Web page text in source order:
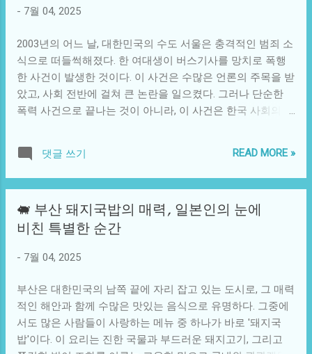
로 얼마나 효과적으로 활용될 수 있는지를 보여준다. 이 드론
과는 적에게도 상당한 심리적 타격이 될 수 있다. 사회적으로
볼 때, 자폭 드론의 발전은 새로운 윤리적 질문을 불러일으킨
다. 자폭 드론이 전쟁의 고통을 경감할 수 있는 유용한 도구로
여겨질 수도 있지만, 민간인의 피해를 최소화하는 것과 군사
적 목표 달성 사이의 경계가 모호해지는 경우가 많아진다. 드
퍼질수록 이를 악용하는 그룹이나 개인도 등장할 가능성이
높아진다. 이는 국제 사회가 함께 고민해야 할 문제로 부각되
고 있다. 기술적 측면에서 자폭 드론은 여러 가지 혁신을 통하
여 진화하고 있다. 인공지능(AI), 고급 센서 및 데이터 분석 기
술의 결합은 드론이 자율적으로 목표를 식별하고 추적할 수
한편, 인간의 개입을 최소화하여 신속한 결정을 가능하게 한
- 7월 04, 2025
2003년의 어느 날, 대한민국의 수도 서울은 충격적인 범죄 소
식으로 떠들썩해졌다. 한 여대생이 버스기사를 망치로 폭행
한 사건이 발생한 것이다. 이 사건은 수많은 언론의 주목을 받
았고, 사회 전반에 걸쳐 큰 논란을 일으켰다. 그러나 단순한
폭력 사건으로 끝나는 것이 아니라, 이 사건은 한국 사회의 여
스트레스 요소들이 존재했다. 2003년은 경제가 회복세를 보
이던 시기였지만, 청년 실업률은 여전히 높은 수준이었다. 이
했고, 특히 청년층의 스트레스는 극대화되었다. 여대생의 폭
행 사건은 단순한 개인의 일탈로 여겨질 수 있지만, 그 이면에
있었다. 폭력 사건 뒤에는 다층적인 사회적 맥락이 존재한다.
일상 속에서의 각종 스트레스에 의해 불만이 쌓여 있었던 것
으로 보인다. 이러한 상황에서 직접적인 불만의 대상인 버스
기사에게 폭력을 행사하게 된 것은, 그동안 쌓였던 억압된 감
정이 격하게 분출된 결과라고 볼 수 있다. 이는 한국 사회의
댓글 쓰기 READ MORE »
🐖 부산 돼지국밥의 매력, 일본인의 눈에
비친 특별한 순간
- 7월 04, 2025
부산은 대한민국의 남쪽 끝에 자리 잡고 있는 도시로, 그 매력
적인 해안과 함께 수많은 맛있는 음식으로 유명하다. 그중에
서도 많은 사람들이 사랑하는 메뉴 중 하나가 바로 '돼지국
밥'이다. 이 요리는 진한 국물과 부드러운 돼지고기, 그리고